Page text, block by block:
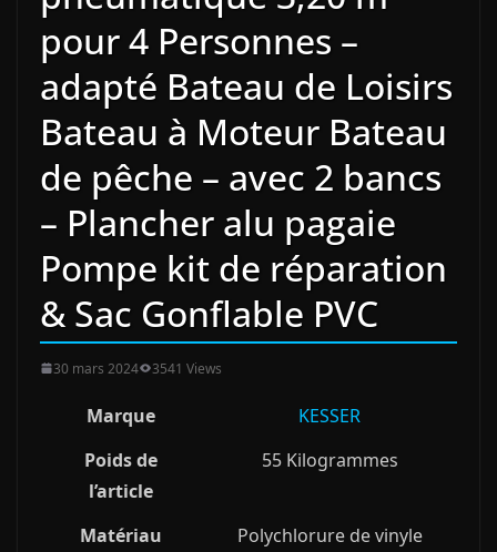
pour 4 Personnes –
adapté Bateau de Loisirs
Bateau à Moteur Bateau
de pêche – avec 2 bancs
– Plancher alu pagaie
Pompe kit de réparation
& Sac Gonflable PVC
30 mars 2024 3541 Views
Marque
KESSER
Poids de
l’article
55 Kilogrammes
Matériau
Polychlorure de vinyle